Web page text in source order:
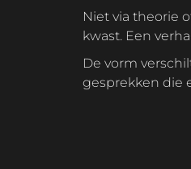
Niet via theorie of protocol, maar via iets tastbaars. Een eendje. Een
kwast. Een
De vorm verschilt. De kern blijft hetzelfde: ruimte maken voor
gesprekken die